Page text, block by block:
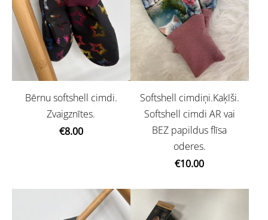
Bērnu softshell cimdi.
Zvaigznītes.
€8.00
Softshell cimdiņi.Kaķīši.
Softshell cimdi AR vai
BEZ papildus flīsa
oderes.
€10.00